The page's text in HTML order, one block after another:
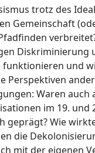
trotz des
Gemeinschaft
Diskriminierung
funktionieren und
Perspektiven
Waren auch
im 19. und
geprägt? Wie
die
mit der eigenen